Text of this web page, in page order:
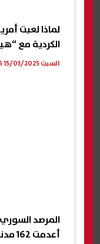
لماذا لعبت
الكردية مع
السبت 15/03/2025 12:25 م
المرصد
أعدمت 162 مدنيا علويا